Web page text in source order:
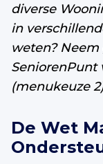
diverse
in
weten?
SeniorenPunt
(menukeuze
De Wet